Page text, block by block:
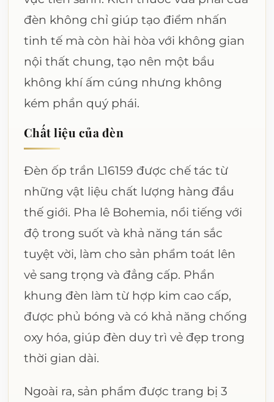
đèn không chỉ giúp tạo điểm nhấn
tinh tế mà còn hài hòa với không gian
nội thất chung, tạo nên một bầu
không khí ấm cúng nhưng không
kém phần quý phái.
Chất liệu của đèn
Đèn ốp trần L16159 được chế tác từ
những vật liệu chất lượng hàng đầu
thế giới. Pha lê Bohemia, nổi tiếng với
độ trong suốt và khả năng tán sắc
tuyệt vời, làm cho sản phẩm toát lên
vẻ sang trọng và đẳng cấp. Phần
khung đèn làm từ hợp kim cao cấp,
được phủ bóng và có khả năng chống
oxy hóa, giúp đèn duy trì vẻ đẹp trong
thời gian dài.
Ngoài ra, sản phẩm được trang bị 3